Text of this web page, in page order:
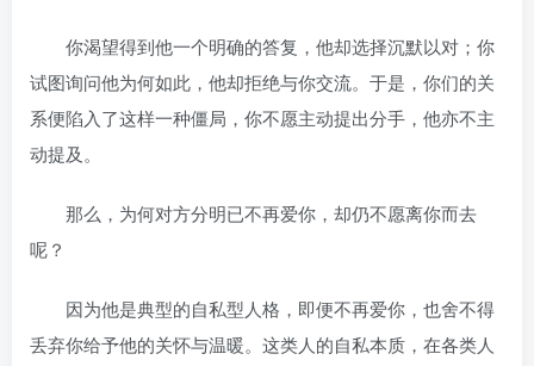
你渴望得到他一个明确的答复，他却选择沉默以对；你
试图询问他为何如此，他却拒绝与你交流。于是，你们的关
系便陷入了这样一种僵局，你不愿主动提出分手，他亦不主
动提及。
那么，为何对方分明已不再爱你，却仍不愿离你而去
呢？
因为他是典型的自私型人格，即便不再爱你，也舍不得
丢弃你给予他的关怀与温暖。这类人的自私本质，在各类人